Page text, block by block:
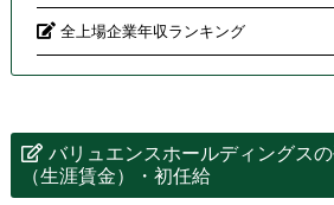
全上場企業年収ランキング
バリュエンスホールディングス
（生涯賃金）・初任給